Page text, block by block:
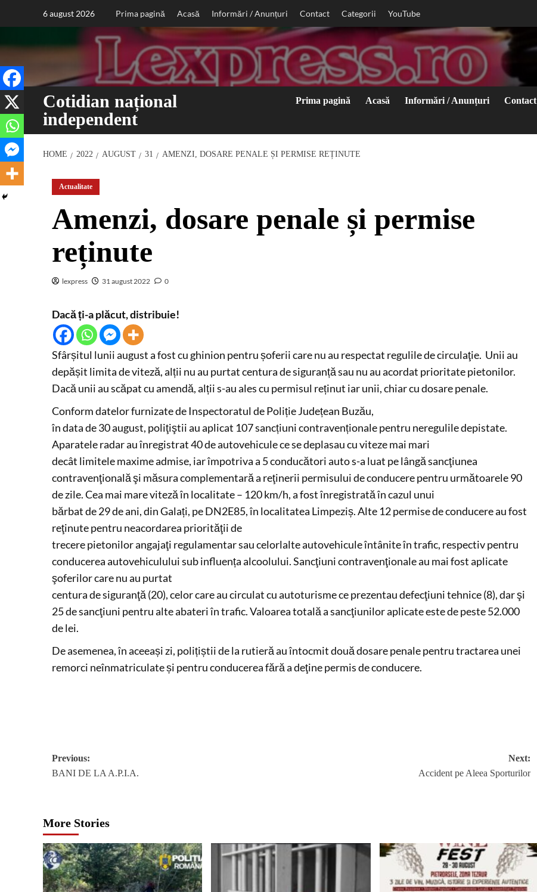
6 august 2026 Prima pagină Acasă Informări / Anunțuri Contact Categorii YouTube
Cotidian național
independent
Prima pagină Acasă Informări / Anunțuri Contact
HOME 2022 AUGUST 31 AMENZI, DOSARE PENALE ȘI PERMISE REȚINUTE
Actualitate
Amenzi, dosare penale și permise
reținute
lexpress 31 august 2022 0
Dacă ți-a plăcut, distribuie!
Sfârșitul lunii august a fost cu ghinion pentru șoferii care nu au respectat regulile de circulaţie. Unii au
depășit limita de viteză, alții nu au purtat centura de siguranță sau nu au acordat prioritate pietonilor.
Dacă unii au scăpat cu amendă, alții s-au ales cu permisul reținut iar unii, chiar cu dosare penale.
Conform datelor furnizate de Inspectoratul de Poliție Județean Buzău,
în data de 30 august, poliţiştii au aplicat 107 sancțiuni contravenționale pentru neregulile depistate.
Aparatele radar au înregistrat 40 de autovehicule ce se deplasau cu viteze mai mari
decât limitele maxime admise, iar împotriva a 5 conducători auto s-a luat pe lângă sancţiunea
contravenţională şi măsura complementară a reţinerii permisului de conducere pentru următoarele 90
de zile. Cea mai mare viteză în localitate – 120 km/h, a fost înregistrată în cazul unui
bărbat de 29 de ani, din Galați, pe DN2E85, în localitatea Limpeziș. Alte 12 permise de conducere au fost
reţinute pentru neacordarea priorităţii de
trecere pietonilor angajaţi regulamentar sau celorlalte autovehicule întânite în trafic, respectiv pentru
conducerea autovehiculului sub influența alcoolului. Sancţiuni contravenţionale au mai fost aplicate
şoferilor care nu au purtat
centura de siguranţă (20), celor care au circulat cu autoturisme ce prezentau defecţiuni tehnice (8), dar şi
25 de sancţiuni pentru alte abateri în trafic. Valoarea totală a sancţiunilor aplicate este de peste 52.000
de lei.
De asemenea, în aceeași zi, polițiștii de la rutieră au întocmit două dosare penale pentru tractarea unei
remorci neînmatriculate și pentru conducerea fără a deţine permis de conducere.
Post
navigation
Previous:
BANI DE LA A.P.I.A.
Next:
Accident pe Aleea Sporturilor
More Stories